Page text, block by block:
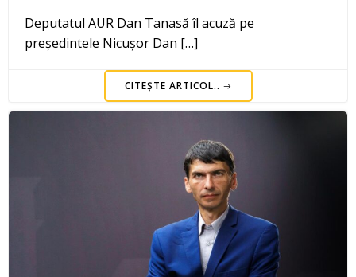
Deputatul AUR Dan Tanasă îl acuză pe
președintele Nicușor Dan […]
CITEȘTE ARTICOL..